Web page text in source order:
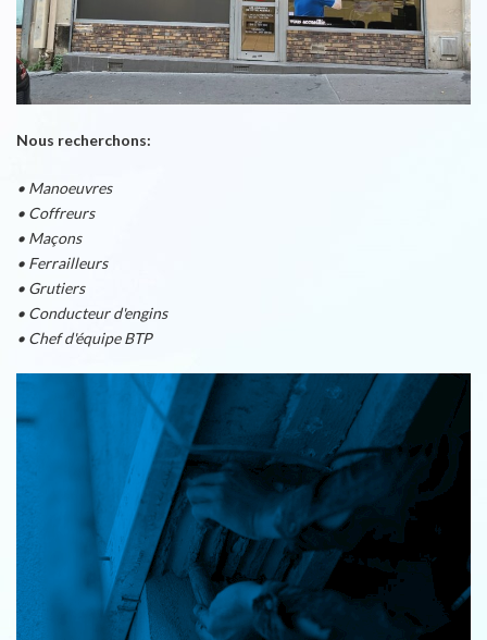
Nous recherchons:
• Manoeuvres
• Coffreurs
• Maçons
• Ferrailleurs
• Grutiers
• Conducteur d'engins
• Chef d'équipe BTP